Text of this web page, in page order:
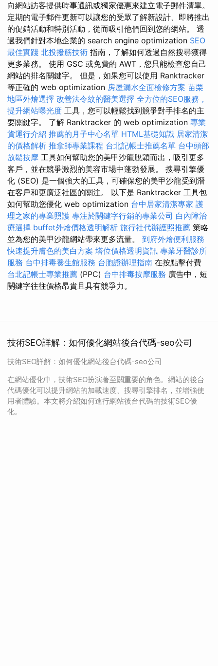
向網站訪客提供時事通訊或獨家優惠來建立電子郵件清單。
定期的電子郵件更新可以讓您的受眾了解新設計、即將推出
的促銷活動和特別活動，從而吸引他們回到您的網站。 透
過我們針對本地企業的 search engine optimization SEO
最佳實踐 北投撥筋技術 指南，了解如何透過自然搜尋獲得
更多業務。 使用 GSC 或免費的 AWT，您只能檢查您自己
網站的排名關鍵字。 但是，如果您可以使用 Ranktracker
等正確的 web optimization 房屋漏水全面檢修方案 苗栗
地區外燴選擇 改善法令紋的醫美選擇 全方位的SEO服務，
提升網站曝光度 工具，您可以輕鬆找到競爭對手排名的主
要關鍵字。 了解 Ranktracker 的 web optimization 專業
貨運行介紹 推薦的月子中心名單 HTML基礎知識 居家清潔
的價格解析 推拿師專業課程 台北記帳士推薦名單 台中頭部
放鬆按摩 工具如何幫助您的美甲沙龍脫穎而出，吸引更多
客戶，並在競爭激烈的美容市場中蓬勃發展。 搜尋引擎優
化 (SEO) 是一個強大的工具，可確保您的美甲沙龍受到潛
在客戶和更廣泛社區的關注。 以下是 Ranktracker 工具包
如何幫助您優化 web optimization 台中居家清潔專家 護
理之家的專業照護 專注於關鍵字行銷的專業公司 白內障治
療選擇 buffet外燴價格透明解析 旅行社代辦護照推薦 策略
並為您的美甲沙龍網站帶來更多流量。 到府外燴便利服務
快速提升膚色的美白方案 塔位價格透明資訊 專業牙醫診所
服務 台中排毒養生館服務 台胞證辦理指南 在按點擊付費
台北記帳士專業推薦 (PPC) 台中排毒按摩服務 廣告中，短
關鍵字往往價格昂貴且具有競爭力。
技術SEO詳解：如何優化網站後台代碼-seo公司
技術SEO詳解：如何優化網站後台代碼-seo公司
在網站優化中，技術SEO扮演著至關重要的角色。網站的後台
代碼優化可以提升網站的加載速度、搜尋引擎排名，並增強使
用者體驗。本文將介紹如何進行網站後台代碼的技術SEO優
化。